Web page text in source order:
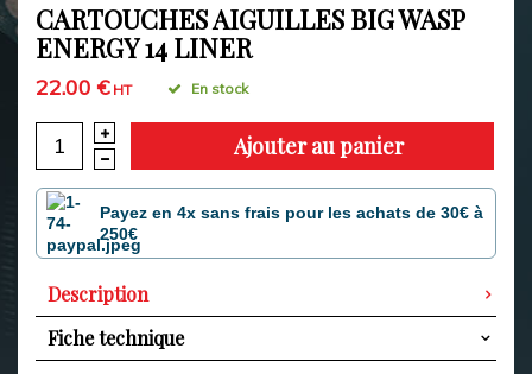
CARTOUCHES AIGUILLES BIG WASP
ENERGY 14 LINER
22.00 €HT En stock
Ajouter au panier
Payez en 4x sans frais pour les achats de 30€ à
250€
Description
Fiche technique